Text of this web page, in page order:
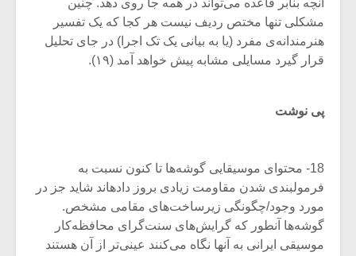
آنچه بنابر قاعده می‌تواند در همه جا روی دهد. چنین
مشکلی تنها مختص ردیف نیست هر کجا که یک تفسیر
هنرمندانه‌ی مفرد (یا به بیانی یک تک اجرا) در جای تحلیل
قرار گیرد مسایلی مشابه پیش خواهد آمد (۱۹).
پی نوشت
18- محتوای موسیقایی گوشه‌ها تا کنون نسبت به
فرمولبندی شدن مقاومت زیادی بروز دادهاند شاید جز در
مورد وجود/چگونگی زیرساخت‌های مقامی مشخص.
گوشه‌ها آنطور که گرایش‌های سنت‌گرای محافظه‌کار
موسیقی ایرانی به آنها نگاه می‌کنند عینی‌تر از آن هستند